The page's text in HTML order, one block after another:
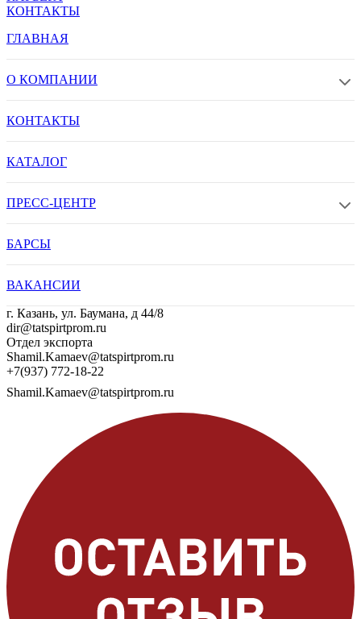
КОНТАКТЫ
ГЛАВНАЯ
О КОМПАНИИ
КОНТАКТЫ
КАТАЛОГ
ПРЕСС-ЦЕНТР
БАРСЫ
ВАКАНСИИ
г. Казань, ул. Баумана, д 44/8
dir@tatspirtprom.ru
Отдел экспорта
Shamil.Kamaev@tatspirtprom.ru
+7(937) 772-18-22
Shamil.Kamaev@tatspirtprom.ru